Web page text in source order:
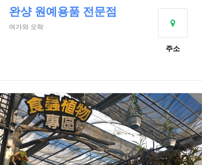
완샹 원예용품 전문점
여가와 오락
주소